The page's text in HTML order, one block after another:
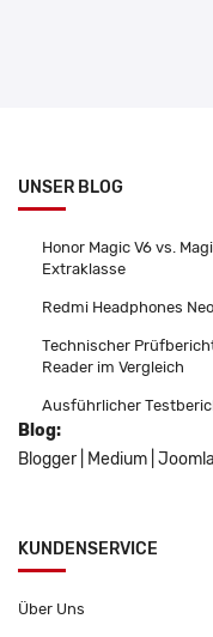
UNSER BLOG
Honor Magic V6 vs.
Extraklasse
Redmi Headphones
Technischer
Reader im Vergleich
Ausführlicher
Blog:
Blogger
Medium Joomla
KUNDENSERVICE
Über Uns